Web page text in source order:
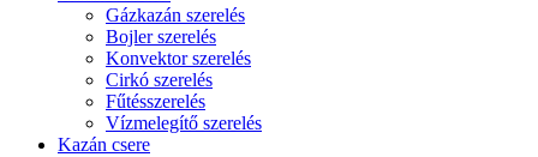
Gázkazán szerelés
Bojler szerelés
Konvektor szerelés
Cirkó szerelés
Fűtésszerelés
Vízmelegítő szerelés
Kazán csere